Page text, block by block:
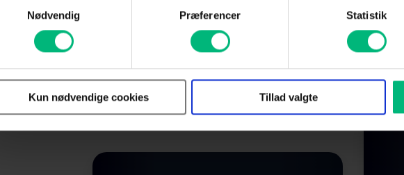
Nødvendig
Præferencer Statistik
Kun nødvendige cookies Tillad valgte
underholdning i